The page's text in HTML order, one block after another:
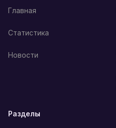
Главная
Статистика
Новости
Разделы